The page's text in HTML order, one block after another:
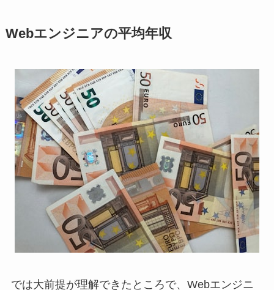
Webエンジニアの平均年収
では大前提が理解できたところで、Webエンジニ